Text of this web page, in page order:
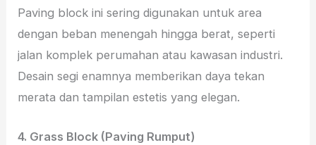
Paving block ini sering digunakan untuk area
dengan beban menengah hingga berat, seperti
jalan komplek perumahan atau kawasan industri.
Desain segi enamnya memberikan daya tekan
merata dan tampilan estetis yang elegan.
4. Grass Block (Paving Rumput)